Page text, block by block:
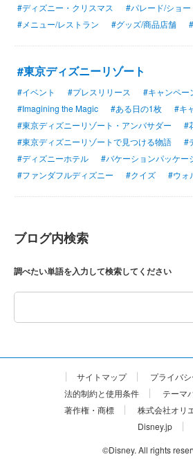
#ディズニー・クリスマス
#パレード/ショー
#メニュー/レストラン
#グッズ/商品店舗
#東京ディズニーリゾート
#イベント #プレスリリース
#キャンペー
#Imagining the Magic
#ある日の1枚
#キ
#東京ディズニーリゾート・アンバサダー
#
#東京ディズニーリゾートで見つける物語
#
#ディズニーホテル
#バケーションパッケー
#ファンダフルディズニー
#クイズ #ウォ
ブログ内検索
調べたい単語を入力して検索してください
サイトマップ
プライバ
法的制約と使用条件
テーマ
著作権・商標
株式会社オリ
Disney.jp
©Disney. All rights